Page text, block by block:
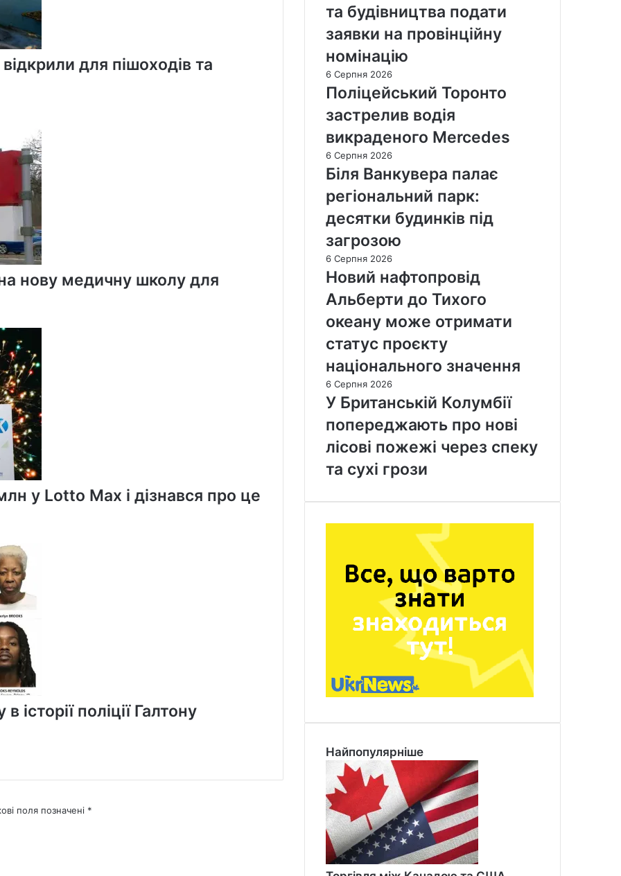
для пішоходів та
нову медичну школу для
у Lotto Max і дізнався про це
історії поліції Галтону
поля позначені *
та будівництва подати
заявки на провінційну
номінацію
6 Серпня 2026
Поліцейський Торонто
застрелив водія
викраденого Mercedes
6 Серпня 2026
Біля Ванкувера палає
регіональний парк:
десятки будинків під
загрозою
6 Серпня 2026
Новий нафтопровід
Альберти до Тихого
океану може отримати
статус проєкту
національного значення
6 Серпня 2026
У Британській Колумбії
попереджають про нові
лісові пожежі через спеку
та сухі грози
Найпопулярніше